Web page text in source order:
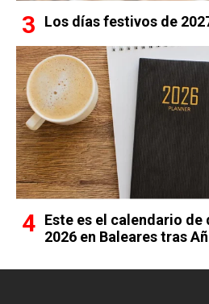
Los días festivos de
Este es el calendario
2026 en Baleares tras